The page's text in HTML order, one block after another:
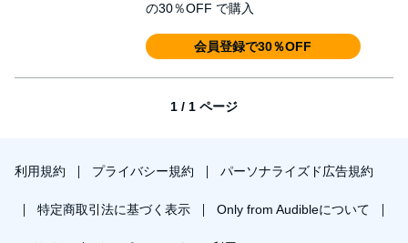
の30％OFF で購入
会員登録で30％OFF
1 / 1 ページ
利用規約 プライバシー規約 パーソナライズド広告規約
特定商取引法に基づく表示 Only from Audibleについて